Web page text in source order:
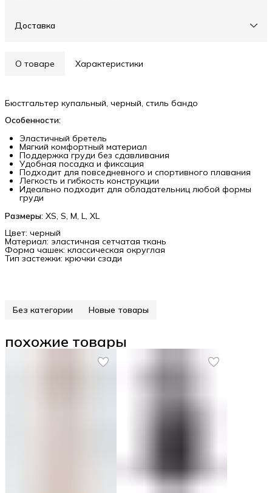
Доставка
О товаре Характеристики
Бюстгальтер купальный, черный, стиль бандо
Особенности:
Эластичный бретель
Мягкий комфортный материал
Поддержка груди без сдавливания
Удобная посадка и фиксация
Подходит для повседневного и спортивного плавания
Легкость и гибкость конструкции
Идеально подходит для обладательниц любой формы
груди
Размеры: XS, S, M, L, XL
Цвет: черный
Материал: эластичная сетчатая ткань
Форма чашек: классическая округлая
Тип застежки: крючки сзади
Без категории Новые товары
похожие товары